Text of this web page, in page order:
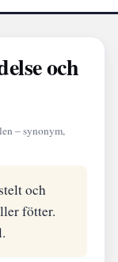
och
– synonym,
och
fötter.